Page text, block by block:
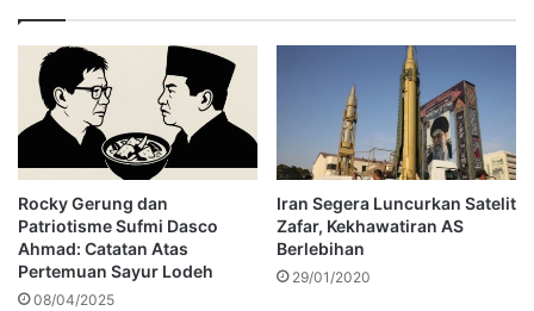
Rocky Gerung dan
Patriotisme Sufmi Dasco
Ahmad: Catatan Atas
Pertemuan Sayur Lodeh
08/04/2025
Iran Segera Luncurkan Satelit
Zafar, Kekhawatiran AS
Berlebihan
29/01/2020